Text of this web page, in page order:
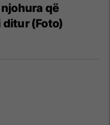
që
(Foto)